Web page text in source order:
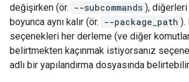
değişirken (ör. --subcommands ),
boyunca aynı kalır (ör. --package_path ).
seçenekleri her derleme (ve diğer
belirtmekten kaçınmak istiyorsanız
adlı bir yapılandırma dosyasında